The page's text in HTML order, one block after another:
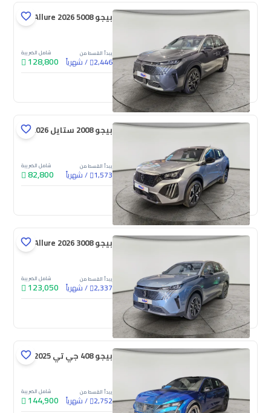
بيجو 5008 Allure 2026
يبدأ القسط من
2,446
/شهرياً
شامل الضريبة
128,800
جديدة
بيجو 2008 ستايل 2026
يبدأ القسط من
1,573
/شهرياً
شامل الضريبة
82,800
جديدة
بيجو 3008 Allure 2026
يبدأ القسط من
2,337
/شهرياً
شامل الضريبة
123,050
جديدة
بيجو 408 جي تي 2025
يبدأ القسط من
2,752
/شهرياً
شامل الضريبة
144,900